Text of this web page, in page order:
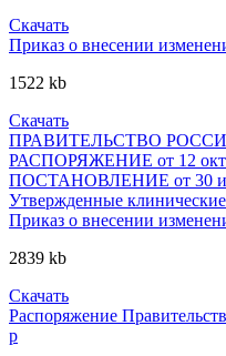
Скачать
Приказ о внесении
1522 kb
Скачать
ПРАВИТЕЛЬСТВО
РАСПОРЯЖЕНИЕ от 12
ПОСТАНОВЛЕНИЕ от 30
Утвержденные
Приказ о внесении
2839 kb
Скачать
Распоряжение
р